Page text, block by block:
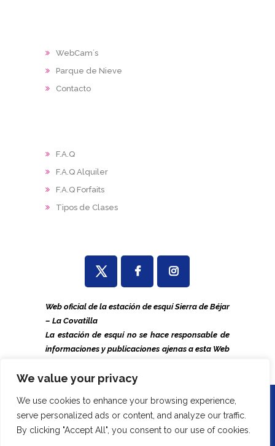
We value your privacy
We use cookies to enhance your browsing experience,
serve personalized ads or content, and analyze our traffic.
By clicking "Accept All", you consent to our use of cookies.
WebCam´s
Parque de Nieve
Contacto
F.A.Q
F.A.Q Alquiler
F.A.Q Forfaits
Tipos de Clases
Web oficial de la estación de esquí Sierra de Béjar
– La Covatilla
La estación de esquí no se hace responsable de
informaciones y publicaciones ajenas a esta Web
La Covatilla. © 2026. All Rights
Reserved. Normativa|Aviso Legal |